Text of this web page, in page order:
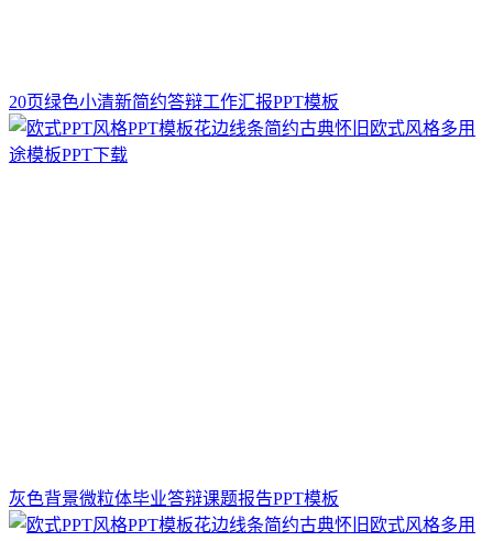
20页绿色小清新简约答辩工作汇报PPT模板
灰色背景微粒体毕业答辩课题报告PPT模板